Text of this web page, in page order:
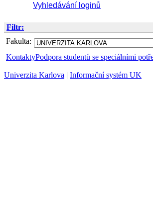
Vyhledávání loginů
Filtr:
Fakulta:
KontaktyPodpora studentů se speciálními
Univerzita Karlova | Informační systém UK